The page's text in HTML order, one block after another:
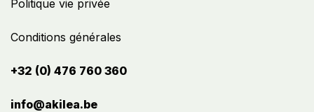
Politique vie privée
Conditions générales
+32 (0) 476 760 360
info@akilea.be​